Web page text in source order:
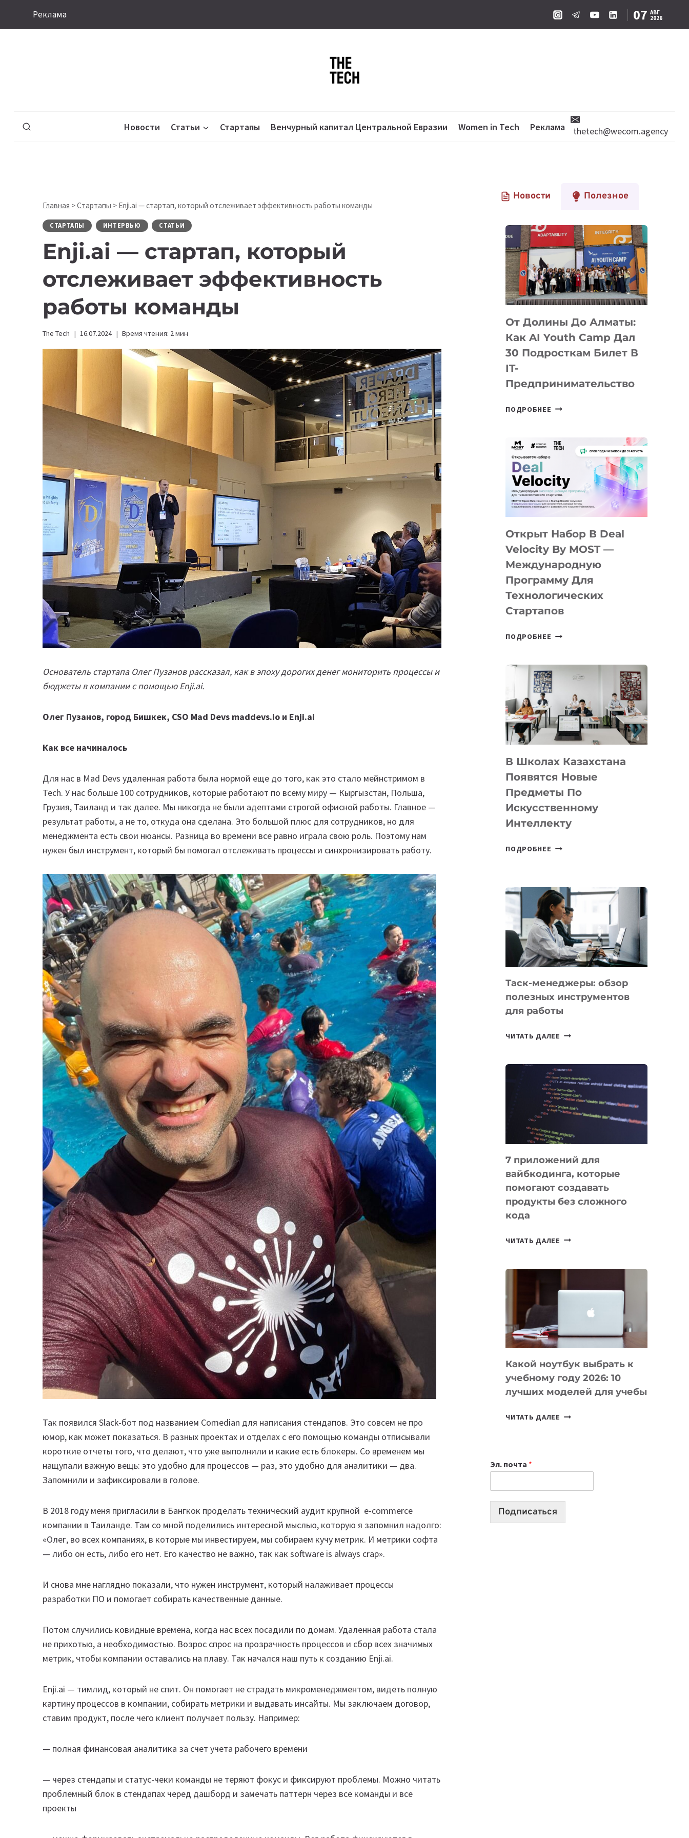
Реклама 07 АВГ
2026
Новости Статьи Стартапы Венчурный капитал Центральной Евразии Women in Tech Реклама thetech@wecom.agency
Главная >Стартапы > Enji.ai — стартап, который отслеживает эффективность работы команды
СТАРТАПЫ ИНТЕРВЬЮ СТАТЬИ
Enji.ai — стартап, который
отслеживает эффективность
работы команды
The Tech 16.07.2024 Время чтения: 2мин
Основатель стартапа Олег Пузанов рассказал, как в эпоху дорогих денег мониторить процессы и
бюджеты в компании с помощью Enji.ai.
Олег Пузанов, город Бишкек, CSO Mad Devs maddevs.io и Enji.ai
Как все начиналось
Для нас в Mad Devs удаленная работа была нормой еще до того, как это стало мейнстримом в
Tech. У нас больше 100 сотрудников, которые работают по всему миру — Кыргызстан, Польша,
Грузия, Таиланд и так далее. Мы никогда не были адептами строгой офисной работы. Главное —
результат работы, а не то, откуда она сделана. Это большой плюс для сотрудников, но для
менеджмента есть свои нюансы. Разница во времени все равно играла свою роль. Поэтому нам
нужен был инструмент, который бы помогал отслеживать процессы и синхронизировать работу.
Так появился Slack-бот под названием Comedian для написания стендапов. Это совсем не про
юмор, как может показаться. В разных проектах и отделах с его помощью команды отписывали
короткие отчеты того, что делают, что уже выполнили и какие есть блокеры. Со временем мы
нащупали важную вещь: это удобно для процессов — раз, это удобно для аналитики — два.
Запомнили и зафиксировали в голове.
В 2018 году меня пригласили в Бангкок проделать технический аудит крупной e-commerce
компании в Таиланде. Там со мной поделились интересной мыслью, которую я запомнил надолго:
«Олег, во всех компаниях, в которые мы инвестируем, мы собираем кучу метрик. И метрики софта
— либо он есть, либо его нет. Его качество не важно, так как software is always crap».
И снова мне наглядно показали, что нужен инструмент, который налаживает процессы
разработки ПО и помогает собирать качественные данные.
Потом случились ковидные времена, когда нас всех посадили по домам. Удаленная работа стала
не прихотью, а необходимостью. Возрос спрос на прозрачность процессов и сбор всех значимых
метрик, чтобы компании оставались на плаву. Так начался наш путь к созданию Enji.ai.
Enji.ai — тимлид, который не спит. Он помогает не страдать микроменеджментом, видеть полную
картину процессов в компании, собирать метрики и выдавать инсайты. Мы заключаем договор,
ставим продукт, после чего клиент получает пользу. Например:
— полная финансовая аналитика за счет учета рабочего времени
— через стендапы и статус-чеки команды не теряют фокус и фиксируют проблемы. Можно читать
проблемный блок в стендапах черед дашборд и замечать паттерн через все команды и все
проекты
Новости Полезное
От Долины До Алматы:
Как AI Youth Camp Дал
30 Подросткам Билет В
IT-
Предпринимательство
ПОДРОБНЕЕ ОТ
АЛМАТЫ:
YOUTH
CAMP
ДАЛ
ПОДРОСТКАМ
БИЛЕТ
IT-
ПРЕДПРИНИМАТЕЛЬСТВО
Открыт Набор В Deal
Velocity By MOST —
Международную
Программу Для
Технологических
Стартапов
ПОДРОБНЕЕ ОТКРЫТ
DEAL
VELOCITY
MOST
—
МЕЖДУНАРОДНУЮ
ДЛЯ
ТЕХНОЛОГИЧЕСКИХ
СТАРТАПОВ
В Школах Казахстана
Появятся Новые
Предметы По
Искусственному
Интеллекту
ПОДРОБНЕЕ
НОВЫЕ
ПРЕДМЕТЫ
ПО
ИСКУССТВЕННОМУ
ИНТЕЛЛЕКТУ
Таск-менеджеры: обзор
полезных инструментов
для работы
ЧИТАТЬ ДАЛЕЕ ТАСК-
ПОЛЕЗНЫХ
ИНСТРУМЕНТОВ
ДЛЯ
РАБОТЫ
7 приложений для
вайбкодинга, которые
помогают создавать
продукты без сложного
кода
ЧИТАТЬ ДАЛЕЕ
КОТОРЫЕ
СОЗДАВАТЬ
БЕЗ
КОДА
Какой ноутбук выбрать к
учебному году 2026: 10
лучших моделей для учебы
ЧИТАТЬ ДАЛЕЕ КАКОЙ
2026:
10
Эл. почта *
Подписаться